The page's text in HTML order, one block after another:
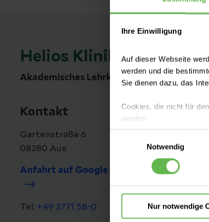
Ihre Einwilligung
Auf dieser Webseite
werden und die
Sie dienen dazu, das
Cookies, die nicht für
werden.
Es steht Ihnen frei,
nicht notwendigen
einzuwilligen. Ihre
Notwendig
Nur notwendige
Helios Klinikum Aue
Akademisches Lehrkrankenhaus der TU
Kontakt
Gartenstraße 6
08280 Aue
Anfahrt auf Google Maps
Tel: +49 3771 58-0